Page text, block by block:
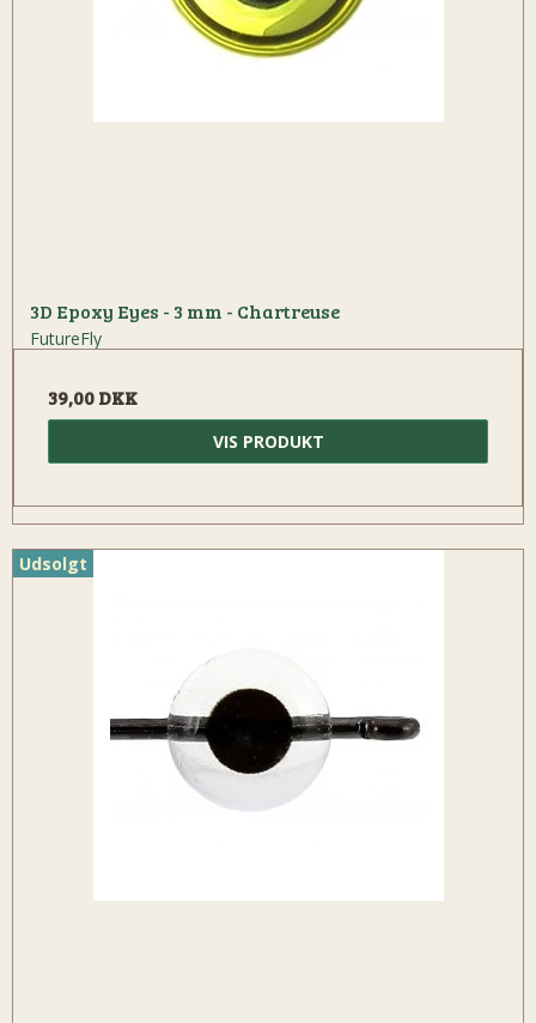
3D Epoxy Eyes - 3 mm - Chartreuse
FutureFly
39,00 DKK
VIS PRODUKT
Udsolgt